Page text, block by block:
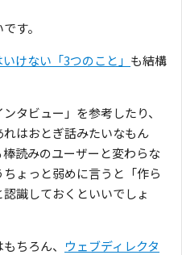
す。
けない「3つのこと」 も結構
タビュー」を参考したり、
はおとぎ話みたいなもん
読みのユーザーと変わらな
ょっと弱めに言うと「作ら
識しておくといいでしょ
ちろん、 ウェブディレクタ